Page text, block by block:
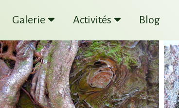
Galerie Activités Blog